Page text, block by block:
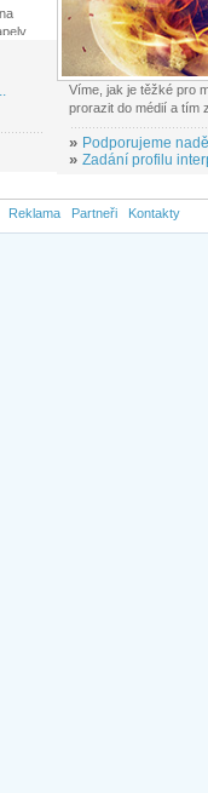
Víme, jak je těžké pro
prorazit do médií a tím
» Podporujeme
» Zadání profilu
Reklama Partneři Kontakty